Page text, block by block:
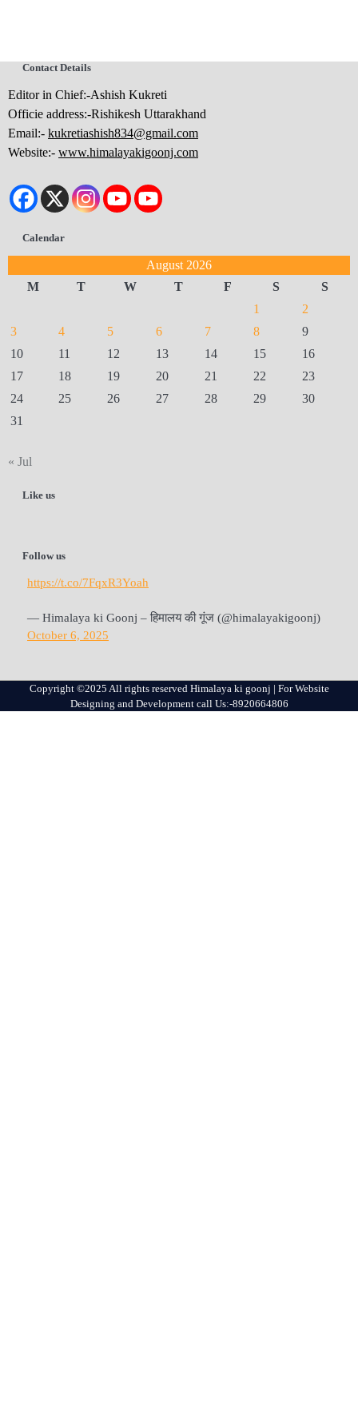
Contact Details
Editor in Chief:-Ashish Kukreti
Officie address:-Rishikesh Uttarakhand
Email:- kukretiashish834@gmail.com
Website:- www.himalayakigoonj.com
Calendar
August 2026
M
T W T F S
S
1
2
3
4 5 6 7 8
9
10
11 12 13 14 15
16
17
18 19 20 21 22
23
24
25 26 27 28 29
30
31
« Jul
Like us
Follow us
https://t.co/7FqxR3Yoah
— Himalaya ki Goonj – हिमालय की गूंज (@himalayakigoonj)
October 6, 2025
Copyright ©2025 All rights reserved Himalaya ki goonj | For Website
Designing and Development call Us:-8920664806